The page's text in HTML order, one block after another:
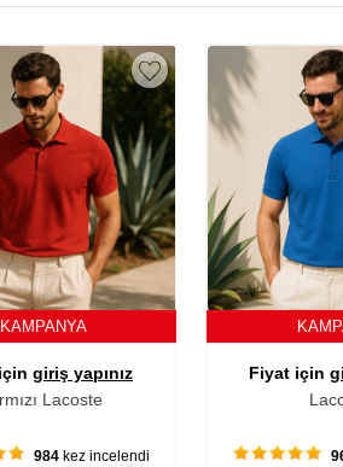
KAMPANYA
giriş yapınız
Lacoste
984kez incelendi
Fiyat için